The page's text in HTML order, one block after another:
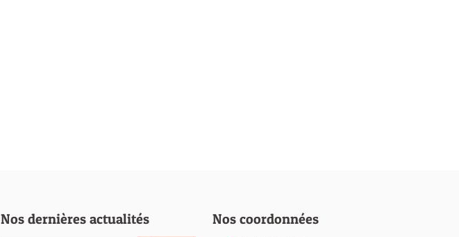
Nos dernières actualités Nos coordonnées